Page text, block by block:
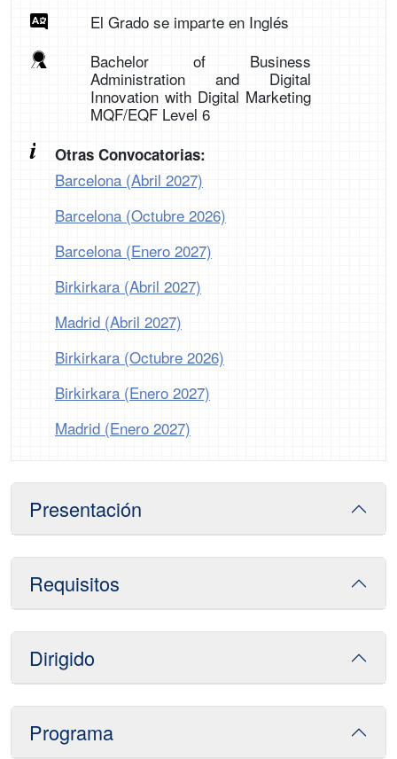
El Grado se imparte en Inglés
Bachelor of Business
Administration and Digital
Innovation with Digital Marketing
MQF/EQF Level 6
Otras Convocatorias:
Barcelona (Abril 2027)
Barcelona (Octubre 2026)
Barcelona (Enero 2027)
Birkirkara (Abril 2027)
Madrid (Abril 2027)
Birkirkara (Octubre 2026)
Birkirkara (Enero 2027)
Madrid (Enero 2027)
Presentación
Requisitos
Dirigido
Programa